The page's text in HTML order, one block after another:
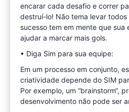
encarar cada desafio e correr
destruí-lo! Não tema levar
sucesso tem em mente que sua
ajudar a marcar mais gols.
• Diga Sim para sua equipe:
Em um processo em conjunto,
criatividade depende do SIM
Por exemplo, um “brainstorm“,
desenvolvimento não pode ser